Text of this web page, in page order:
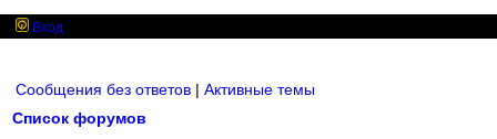
Вход
Сообщения без ответов | Активные темы
Список форумов